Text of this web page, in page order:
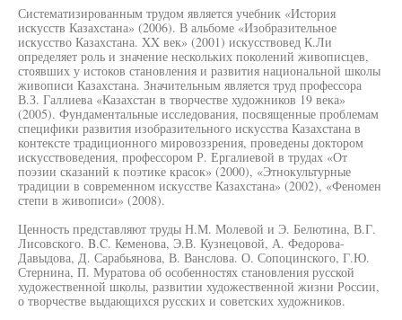
Систематизированным трудом является учебник «История
искусств Казахстана» (2006). В альбоме «Изобразительное
искусство Казахстана. XX век» (2001) искусствовед К.Ли
определяет роль и значение нескольких поколений живописцев,
стоявших у истоков становления и развития национальной школы
живописи Казахстана. Значительным является труд профессора
В.З. Галлиева «Казахстан в творчестве художников 19 века»
(2005). Фундаментальные исследования, посвященные проблемам
специфики развития изобразительного искусства Казахстана в
контексте традиционного мировоззрения, проведены доктором
искусствоведения, профессором Р. Ергалиевой в трудах «От
поэзии сказаний к поэтике красок» (2000), «Этнокультурные
традиции в современном искусстве Казахстана» (2002), «Феномен
степи в живописи» (2008).
Ценность представляют труды Н.М. Молевой и Э. Белютина, В.Г.
Лисовского. B.C. Кеменова, Э.В. Кузнецовой, А. Федорова-
Давыдова, Д. Сарабьянова, В. Ванслова. О. Сопоцинского, Г.Ю.
Стернина, П. Муратова об особенностях становления русской
художественной школы, развитии художественной жизни России,
о творчестве выдающихся русских и советских художников.